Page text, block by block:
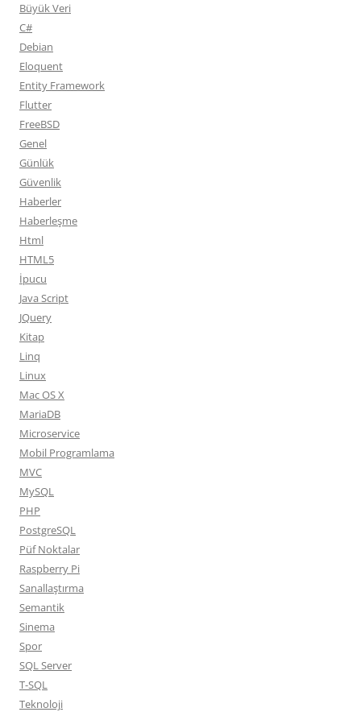
Büyük Veri
C#
Debian
Eloquent
Entity Framework
Flutter
FreeBSD
Genel
Günlük
Güvenlik
Haberler
Haberleşme
Html
HTML5
İpucu
Java Script
JQuery
Kitap
Linq
Linux
Mac OS X
MariaDB
Microservice
Mobil Programlama
MVC
MySQL
PHP
PostgreSQL
Püf Noktalar
Raspberry Pi
Sanallaştırma
Semantik
Sinema
Spor
SQL Server
T-SQL
Teknoloji